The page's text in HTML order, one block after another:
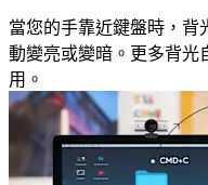
當您的手靠近鍵盤時，背
動變亮或變暗。更多背光
用。